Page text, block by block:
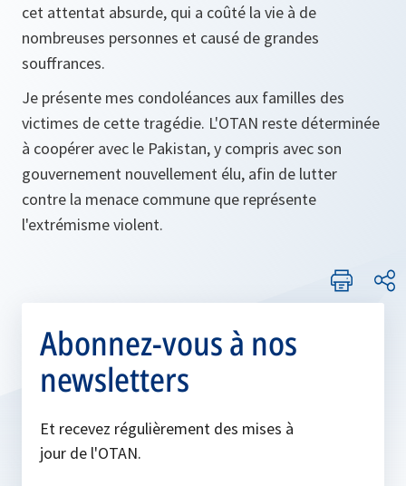
cet attentat absurde, qui a coûté la vie à de
nombreuses personnes et causé de grandes
souffrances.
Je présente mes condoléances aux familles des
victimes de cette tragédie. L'OTAN reste déterminée
à coopérer avec le Pakistan, y compris avec son
gouvernement nouvellement élu, afin de lutter
contre la menace commune que représente
l'extrémisme violent.
Abonnez-vous à nos
newsletters
Et recevez régulièrement des mises à
jour de l'OTAN.